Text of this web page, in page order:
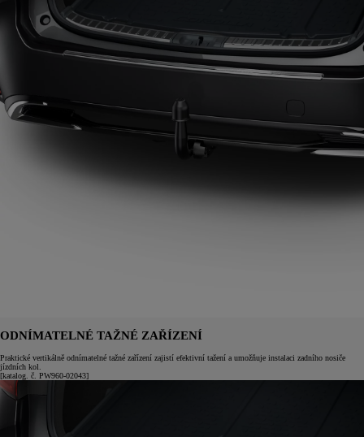
ODNÍMATELNÉ TAŽNÉ ZAŘÍZENÍ
Praktické vertikálně odnímatelné tažné zařízení zajistí efektivní tažení a umožňuje instalaci zadního nosiče
jízdních kol.
[katalog. č. PW960-02043]